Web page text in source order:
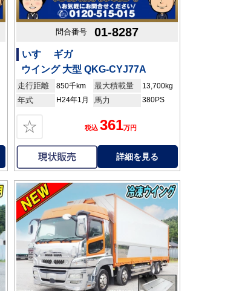
問合番号 01-8287
いすゞ ギガ
ウイング 大型 QKG-CYJ77A
走行距離 850千km 最大積載量 13,700kg
年式 H24年1月 馬力 380PS
☆ 税込 361万円
詳細を見る